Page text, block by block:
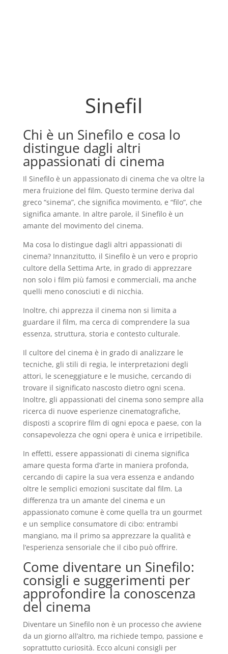
Sinefil
Chi è un Sinefilo e cosa lo
distingue dagli altri
appassionati di cinema
Il Sinefilo è un appassionato di cinema che va oltre la
mera fruizione del film. Questo termine deriva dal
greco “sinema”, che significa movimento, e “filo”, che
significa amante. In altre parole, il Sinefilo è un
amante del movimento del cinema.
Ma cosa lo distingue dagli altri appassionati di
cinema? Innanzitutto, il Sinefilo è un vero e proprio
cultore della Settima Arte, in grado di apprezzare
non solo i film più famosi e commerciali, ma anche
quelli meno conosciuti e di nicchia.
Inoltre, chi apprezza il cinema non si limita a
guardare il film, ma cerca di comprendere la sua
essenza, struttura, storia e contesto culturale.
Il cultore del cinema è in grado di analizzare le
tecniche, gli stili di regia, le interpretazioni degli
attori, le sceneggiature e le musiche, cercando di
trovare il significato nascosto dietro ogni scena.
Inoltre, gli appassionati del cinema sono sempre alla
ricerca di nuove esperienze cinematografiche,
disposti a scoprire film di ogni epoca e paese, con la
consapevolezza che ogni opera è unica e irripetibile.
In effetti, essere appassionati di cinema significa
amare questa forma d’arte in maniera profonda,
cercando di capire la sua vera essenza e andando
oltre le semplici emozioni suscitate dal film. La
differenza tra un amante del cinema e un
appassionato comune è come quella tra un gourmet
e un semplice consumatore di cibo: entrambi
mangiano, ma il primo sa apprezzare la qualità e
l’esperienza sensoriale che il cibo può offrire.
Come diventare un Sinefilo:
consigli e suggerimenti per
approfondire la conoscenza
del cinema
Diventare un Sinefilo non è un processo che avviene
da un giorno all’altro, ma richiede tempo, passione e
soprattutto curiosità. Ecco alcuni consigli per